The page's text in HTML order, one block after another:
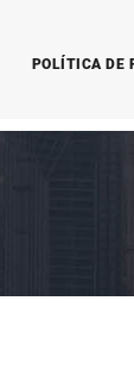
POLÍTICA DE